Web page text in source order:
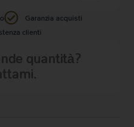
Garanzia acquisti
clienti
quantità?